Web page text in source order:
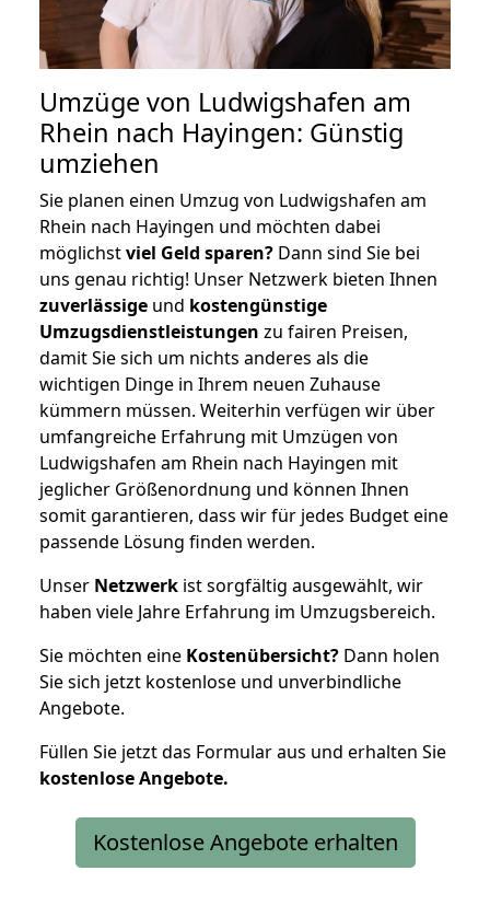
Umzüge von Ludwigshafen am
Rhein nach Hayingen: Günstig
umziehen
Sie planen einen Umzug von Ludwigshafen am
Rhein nach Hayingen und möchten dabei
möglichstviel Geld sparen? Dann sind Sie bei
uns genau richtig! Unser Netzwerk bieten Ihnen
zuverlässige und kostengünstige
Umzugsdienstleistungen zu fairen Preisen,
damit Sie sich um nichts anderes als die
wichtigen Dinge in Ihrem neuen Zuhause
kümmern müssen. Weiterhin verfügen wir über
umfangreiche Erfahrung mit Umzügen von
Ludwigshafen am Rhein nach Hayingen mit
jeglicher Größenordnung und können Ihnen
somit garantieren, dass wir für jedes Budget eine
passende Lösung finden werden.
Unser Netzwerk ist sorgfältig ausgewählt, wir
haben viele Jahre Erfahrung im Umzugsbereich.
Sie möchten eine Kostenübersicht? Dann holen
Sie sich jetzt kostenlose und unverbindliche
Angebote.
Füllen Sie jetzt das Formular aus und erhalten Sie
kostenloseAngebote.
Kostenlose Angebote erhalten